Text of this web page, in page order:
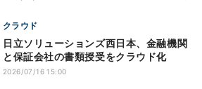
クラウド
日立ソリューションズ西日本、金融機関
と保証会社の書類授受をクラウド化
2026/07/16 15:00